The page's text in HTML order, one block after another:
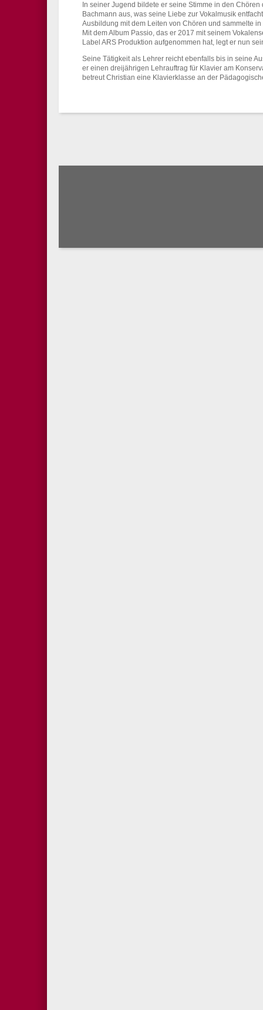
In seiner Jugend bildete er seine Stimme in den
Bachmann aus, was seine Liebe zur Vokalmusik
Ausbildung mit dem Leiten von Chören und sammelte
Mit dem Album Passio, das er 2017 mit seinem
Label ARS Produktion aufgenommen hat, legt er nun
Seine Tätigkeit als Lehrer reicht ebenfalls bis in seine
er einen dreijährigen Lehrauftrag für Klavier am
betreut Christian eine Klavierklasse an der